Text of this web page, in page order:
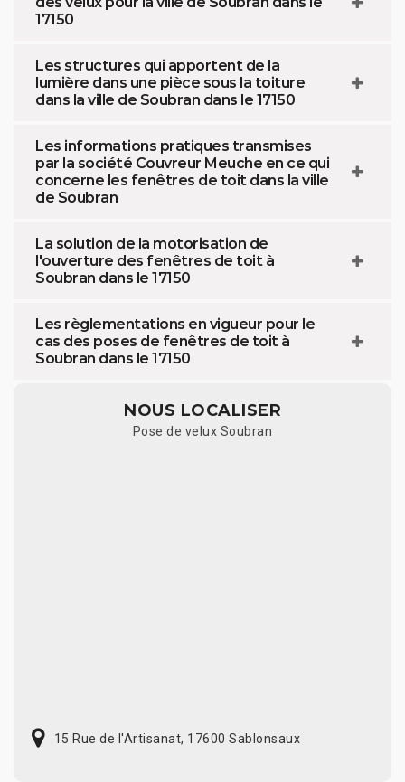
17150
Les structures qui apportent de la
lumière dans une pièce sous la toiture
dans la ville de Soubran dans le 17150
Les informations pratiques transmises
par la société Couvreur Meuche en ce qui
concerne les fenêtres de toit dans la ville
de Soubran
La solution de la motorisation de
l'ouverture des fenêtres de toit à
Soubran dans le 17150
Les règlementations en vigueur pour le
cas des poses de fenêtres de toit à
Soubran dans le 17150
NOUS LOCALISER
Pose de velux Soubran
15 Rue de l'Artisanat, 17600 Sablonsaux